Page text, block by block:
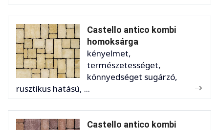
Castello antico kombi
homoksárga
kényelmet,
természetességet,
könnyedséget sugárzó,
rusztikus hatású, ...
Castello antico kombi